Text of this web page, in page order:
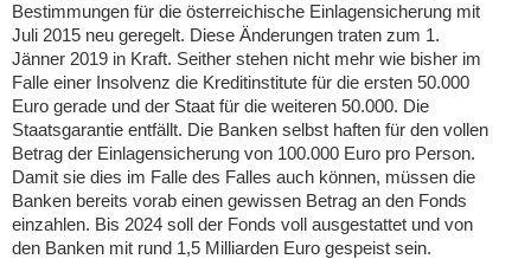
Bestimmungen für die österreichische Einlagensicherung mit
Juli 2015 neu geregelt. Diese Änderungen traten zum 1.
Jänner 2019 in Kraft. Seither stehen nicht mehr wie bisher im
Falle einer Insolvenz die Kreditinstitute für die ersten 50.000
Euro gerade und der Staat für die weiteren 50.000. Die
Staatsgarantie entfällt. Die Banken selbst haften für den vollen
Betrag der Einlagensicherung von 100.000 Euro pro Person.
Damit sie dies im Falle des Falles auch können, müssen die
Banken bereits vorab einen gewissen Betrag an den Fonds
einzahlen. Bis 2024 soll der Fonds voll ausgestattet und von
den Banken mit rund 1,5 Milliarden Euro gespeist sein.